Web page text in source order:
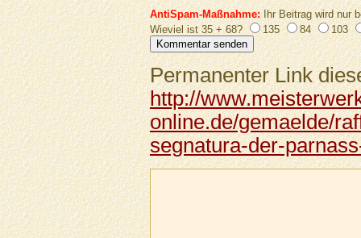
AntiSpam-Maßnahme:Ihr Beitrag wird nur
Wieviel ist 35 + 68?
135 84 103
Permanenter Link
http://
online.de/gemaelde/
segnatura-der-